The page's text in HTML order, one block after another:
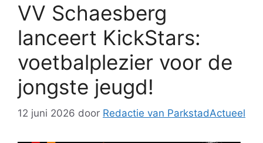
VV Schaesberg
lanceert KickStars:
voetbalplezier voor de
jongste jeugd!
12 juni 2026 door Redactie van ParkstadActueel